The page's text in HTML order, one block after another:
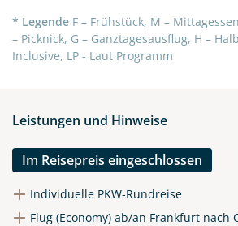
Entdecken Sie Albertas
Prärielandschaften
Instagram
X
* Legende F – Frühstück, M –
– Picknick, G – Ganztagesausflug, H –
Inclusive, LP - Laut Programm
Leistungen und Hinweise
Im Reisepreis eingeschlossen
Individuelle PKW-Rundreise
Flug (Economy) ab/an Frankfurt nach